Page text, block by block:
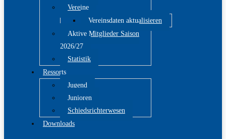
Vereine
Vereinsdaten aktualisieren
Aktive Mitglieder Saison
2026/27
Statistik
Ressorts
Jugend
Junioren
Schiedsrichterwesen
Downloads